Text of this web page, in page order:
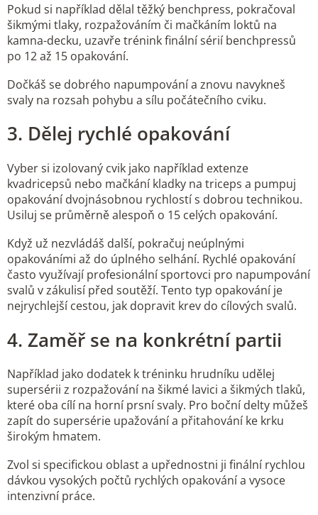
Pokud si například dělal těžký benchpress, pokračoval
šikmými tlaky, rozpažováním či mačkáním loktů na
kamna-decku, uzavře trénink finální sérií benchpressů
po 12 až 15 opakování.
Dočkáš se dobrého napumpování a znovu navykneš
svaly na rozsah pohybu a sílu počátečního cviku.
3. Dělej rychlé opakování
Vyber si izolovaný cvik jako například extenze
kvadricepsů nebo mačkání kladky na triceps a pumpuj
opakování dvojnásobnou rychlostí s dobrou technikou.
Usiluj se průměrně alespoň o 15 celých opakování.
Když už nezvládáš další, pokračuj neúplnými
opakováními až do úplného selhání. Rychlé opakování
často využívají profesionální sportovci pro napumpování
svalů v zákulisí před soutěží. Tento typ opakování je
nejrychlejší cestou, jak dopravit krev do cílových svalů.
4. Zaměř se na konkrétní partii
Například jako dodatek k tréninku hrudníku udělej
supersérii z rozpažování na šikmé lavici a šikmých tlaků,
které oba cílí na horní prsní svaly. Pro boční delty můžeš
zapít do supersérie upažování a přitahování ke krku
širokým hmatem.
Zvol si specifickou oblast a upřednostni ji finální rychlou
dávkou vysokých počtů rychlých opakování a vysoce
intenzivní práce.